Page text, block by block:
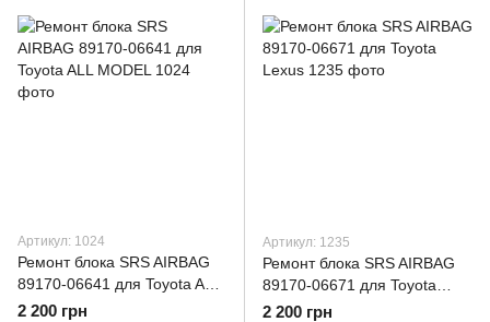
Артикул: 1024
Ремонт блока SRS AIRBAG
89170-06641 для Toyota ALL
MODEL
2 200 грн
Артикул: 1235
Ремонт блока SRS AIRBAG
89170-06671 для Toyota
Lexus
2 200 грн